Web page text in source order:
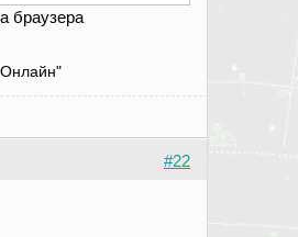
браузера
#22